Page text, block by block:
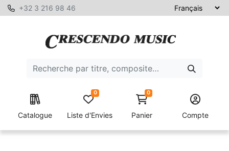
+32 3 216 98 46
Catalogue Liste d'Envies
0 0
Panier Compte